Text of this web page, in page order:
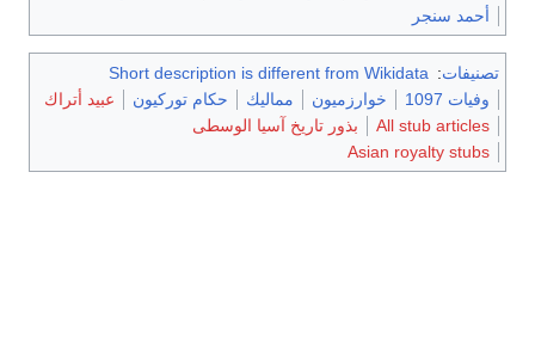
أحمد سنجر
تصنيفات:
Short description is different from Wikidata
وفيات 1097
خوارزميون مماليك حكام توركيون
عبيد أتراك
All stub articles
بذور تاريخ آسيا الوسطى
Asian royalty stubs